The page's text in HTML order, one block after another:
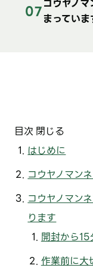
コウヤノ
まっていま
目次 閉じる
はじめに
コウヤノマン
コウヤノマン
ります
開封から
作業前に大